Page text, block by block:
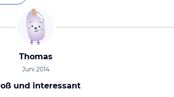
Thomas
Juni 2014
und interessant